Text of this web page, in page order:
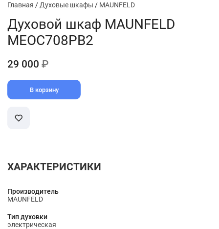
Главная / Духовые шкафы / MAUNFELD
Духовой шкаф MAUNFELD
MEOC708PB2
29 000 ₽
В корзину
ХАРАКТЕРИСТИКИ
Производитель
MAUNFELD
Тип духовки
электрическая